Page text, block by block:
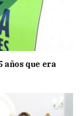
años que era